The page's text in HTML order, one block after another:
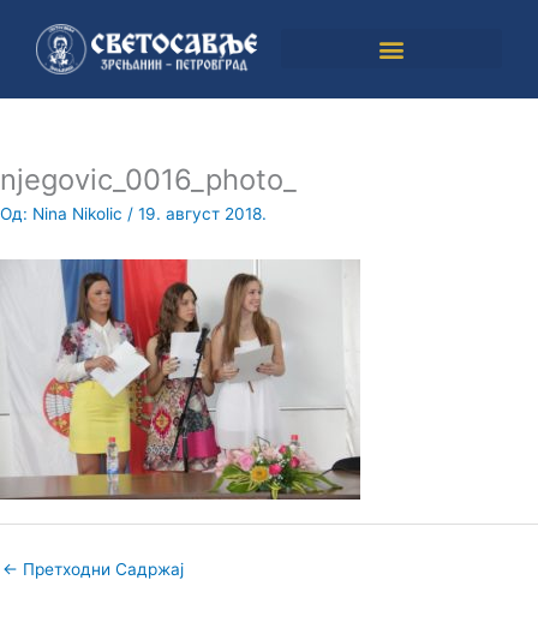
садржај
njegovic_0016_photo_
Од: Nina Nikolic / 19. август 2018.
← Претходни Садржај